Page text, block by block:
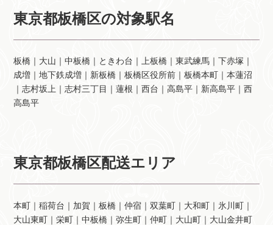
東京都板橋区の対象駅名
板橋｜大山｜中板橋｜ときわ台｜上板橋｜東武練馬｜下赤塚｜
成増｜地下鉄成増｜新板橋｜板橋区役所前｜板橋本町｜本蓮沼
｜志村坂上｜志村三丁目｜蓮根｜西台｜高島平｜新高島平｜西
高島平
東京都板橋区配送エリア
本町｜稲荷台｜加賀｜板橋｜仲宿｜双葉町｜大和町｜氷川町｜
大山東町｜栄町｜中板橋｜弥生町｜仲町｜大山町｜大山金井町